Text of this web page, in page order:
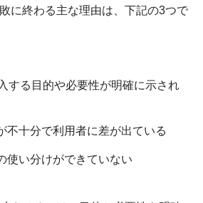
に終わる主な理由は、下記の3つで
する目的や必要性が明確に示され
不十分で利用者に差が出ている
使い分けができていない